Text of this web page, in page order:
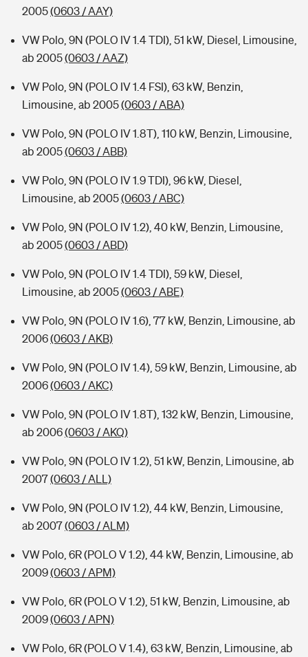
2005(0603 / AAY)
VW Polo, 9N (POLO IV 1.4 TDI), 51 kW, Diesel, Limousine,
ab 2005(0603 / AAZ)
VW Polo, 9N (POLO IV 1.4 FSI), 63 kW, Benzin,
Limousine, ab 2005(0603 / ABA)
VW Polo, 9N (POLO IV 1.8T), 110 kW, Benzin, Limousine,
ab 2005(0603 / ABB)
VW Polo, 9N (POLO IV 1.9 TDI), 96 kW, Diesel,
Limousine, ab 2005(0603 / ABC)
VW Polo, 9N (POLO IV 1.2), 40 kW, Benzin, Limousine,
ab 2005(0603 / ABD)
VW Polo, 9N (POLO IV 1.4 TDI), 59 kW, Diesel,
Limousine, ab 2005(0603 / ABE)
VW Polo, 9N (POLO IV 1.6), 77 kW, Benzin, Limousine, ab
2006(0603 / AKB)
VW Polo, 9N (POLO IV 1.4), 59 kW, Benzin, Limousine, ab
2006(0603 / AKC)
VW Polo, 9N (POLO IV 1.8T), 132 kW, Benzin, Limousine,
ab 2006(0603 / AKQ)
VW Polo, 9N (POLO IV 1.2), 51 kW, Benzin, Limousine, ab
2007(0603 / ALL)
VW Polo, 9N (POLO IV 1.2), 44 kW, Benzin, Limousine,
ab 2007(0603 / ALM)
VW Polo, 6R (POLO V 1.2), 44 kW, Benzin, Limousine, ab
2009(0603 / APM)
VW Polo, 6R (POLO V 1.2), 51 kW, Benzin, Limousine, ab
2009(0603 / APN)
VW Polo, 6R (POLO V 1.4), 63 kW, Benzin, Limousine, ab